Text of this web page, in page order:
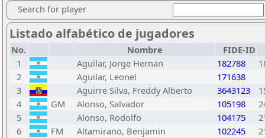
Search for player
Listado alfabético de jugadores
No. Nombre
FIDE-ID
1
Aguilar, Jorge Hernan 182788
2
Aguilar, Leonel
171638
3
Aguirre Silva, Freddy Alberto 3643123
4
GM Alonso, Salvador 105198
5
Alonso, Rodolfo 104175
6
FM Altamirano, Benjamin 102245